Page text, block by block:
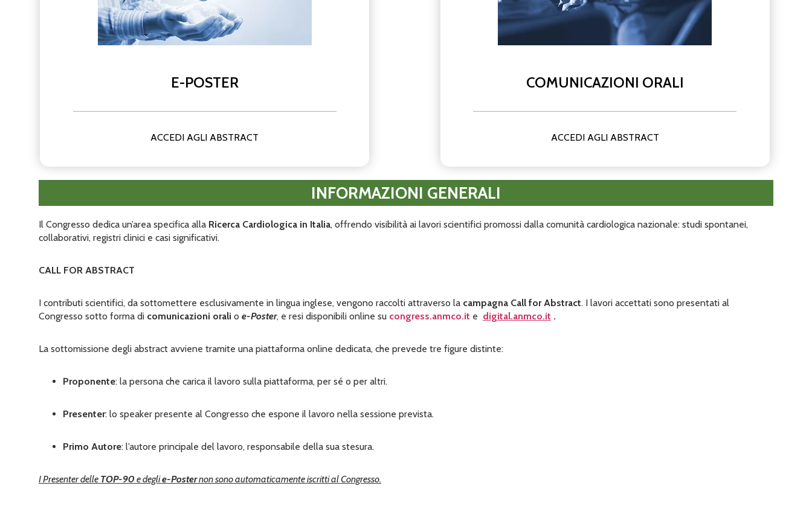
E-POSTER
ACCEDI AGLI ABSTRACT
COMUNICAZIONI ORALI
ACCEDI AGLI ABSTRACT
INFORMAZIONI GENERALI
Il Congresso dedica un’area specifica alla Ricerca Cardiologica in Italia, offrendo visibilità ai lavori scientifici promossi dalla comunità cardiologica nazionale: studi spontanei,
collaborativi, registri clinici e casi significativi.
CALL FOR ABSTRACT
I contributi scientifici, da sottomettere esclusivamente in lingua inglese, vengono raccolti attraverso la campagna Call for Abstract. I lavori accettati sono presentati al
Congresso sotto forma di comunicazioni orali o e-Poster, e resi disponibili online su congress.anmco.it e digital.anmco.it .
La sottomissione degli abstract avviene tramite una piattaforma online dedicata, che prevede tre figure distinte:
Proponente: la persona che carica il lavoro sulla piattaforma, per sé o per altri.
Presenter: lo speaker presente al Congresso che espone il lavoro nella sessione prevista.
Primo Autore: l’autore principale del lavoro, responsabile della sua stesura.
I Presenter delle TOP-90 e deglie-Posternon sono automaticamente iscritti al Congresso.